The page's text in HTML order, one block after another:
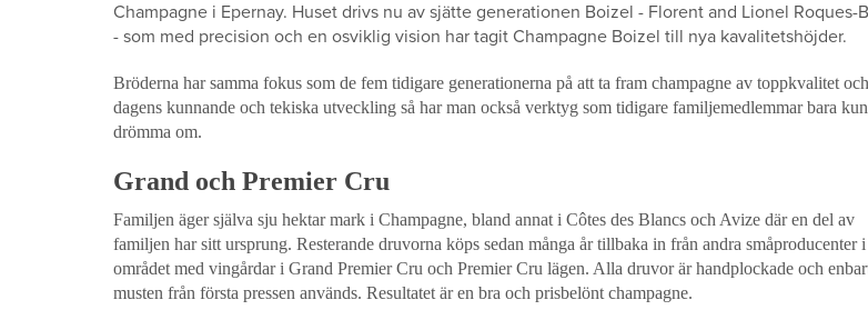
Champagne i Epernay. Huset drivs nu av sjätte generationen Boizel - Florent and Lionel Roques-
- som med precision och en osviklig vision har tagit Champagne Boizel till nya kavalitetshöjder.
Bröderna har samma fokus som de fem tidigare generationerna på att ta fram champagne av toppkvalitet
dagens kunnande och tekiska utveckling så har man också verktyg som tidigare familjemedlemmar bara
drömma om.
Grand och Premier Cru
Familjen äger själva sju hektar mark i Champagne, bland annat i Côtes des Blancs och Avize där en del av
familjen har sitt ursprung. Resterande druvorna köps sedan många år tillbaka in från andra småproducenter i
området med vingårdar i Grand Premier Cru och Premier Cru lägen. Alla druvor är handplockade och
musten från första pressen används. Resultatet är en bra och prisbelönt champagne.